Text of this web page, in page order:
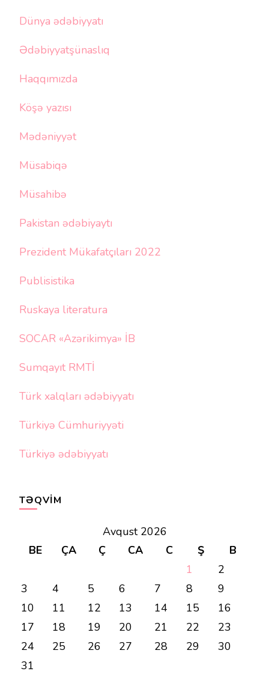
Dünya ədəbiyyatı
Ədəbiyyatşünaslıq
Haqqımızda
Köşə yazısı
Mədəniyyət
Müsabiqə
Müsahibə
Pakistan ədəbiyaytı
Prezident Mükafatçıları 2022
Publisistika
Ruskaya literatura
SOCAR «Azərikimya» İB
Sumqayıt RMTİ
Türk xalqları ədəbiyyatı
Türkiyə Cümhuriyyəti
Türkiyə ədəbiyyatı
TƏQVIM
Avqust 2026
BE
ÇA Ç CA C Ş
B
1
2
3
4 5 6 7 8
9
10
11 12 13 14 15
16
17
18 19 20 21 22
23
24
25 26 27 28 29
30
31